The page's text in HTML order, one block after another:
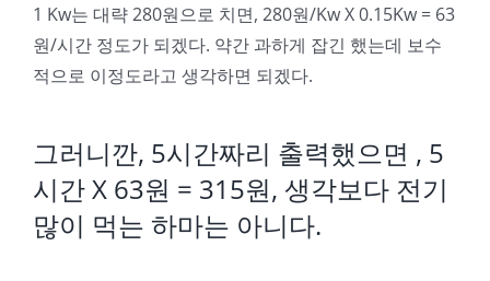
1 Kw는 대략 280원으로 치면, 280원/Kw X 0.15Kw = 63
원/시간 정도가 되겠다. 약간 과하게 잡긴 했는데 보수
적으로 이정도라고 생각하면 되겠다.
그러니깐, 5시간짜리 출력했으면 , 5
시간 X 63원 = 315원, 생각보다 전기
많이 먹는 하마는 아니다.